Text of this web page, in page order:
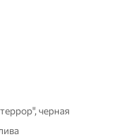
черная